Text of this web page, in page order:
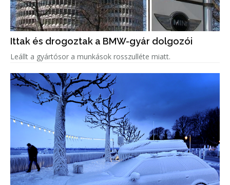
Ittak és drogoztak a BMW-gyár dolgozói
Leállt a gyártósor a munkások rosszulléte miatt.